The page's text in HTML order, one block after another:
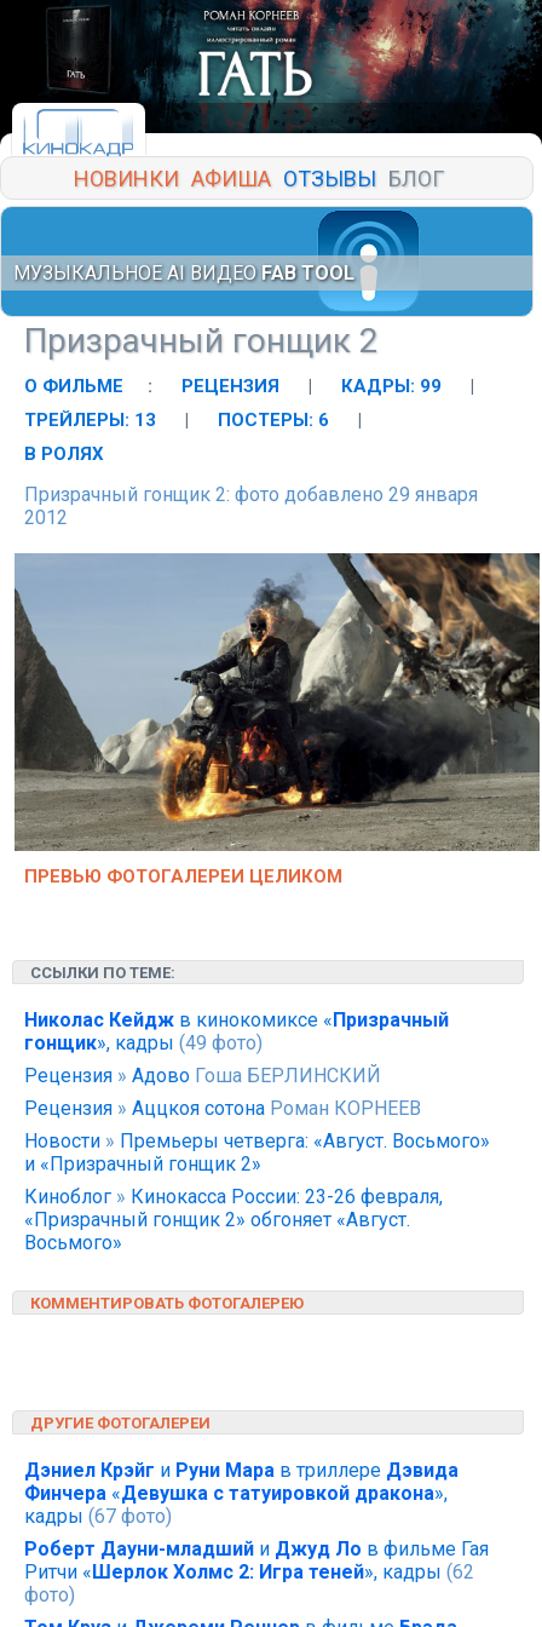
НОВИНКИ АФИША ОТЗЫВЫ БЛОГ
МУЗЫКАЛЬНОЕ AI ВИДЕО FAB TOOL
Призрачный гонщик 2
О ФИЛЬМЕ : РЕЦЕНЗИЯ | КАДРЫ: 99
|
ТРЕЙЛЕРЫ: 13
| ПОСТЕРЫ: 6
|
В РОЛЯХ
Призрачный гонщик 2: фото добавлено 29 января
2012
ПРЕВЬЮ ФОТОГАЛЕРЕИ ЦЕЛИКОМ
ССЫЛКИ ПО ТЕМЕ:
Николас Кейдж в кинокомиксе «Призрачный
гонщик», кадры (49 фото)
Рецензия » Адово Гоша БЕРЛИНСКИЙ
Рецензия » Аццкоя сотона Роман КОРНЕЕВ
Новости » Премьеры четверга: «Август. Восьмого»
и «Призрачный гонщик 2»
Киноблог » Кинокасса России: 23-26 февраля,
«Призрачный гонщик 2» обгоняет «Август.
Восьмого»
КОММЕНТИРОВАТЬ ФОТОГАЛЕРЕЮ
ДРУГИЕ ФОТОГАЛЕРЕИ
Дэниел Крэйг и Руни Мара в триллере Дэвида
Финчера «Девушка с татуировкой дракона»,
кадры (67 фото)
Роберт Дауни-младший и Джуд Ло в фильме Гая
Ритчи «Шерлок Холмс 2: Игра теней», кадры (62
фото)